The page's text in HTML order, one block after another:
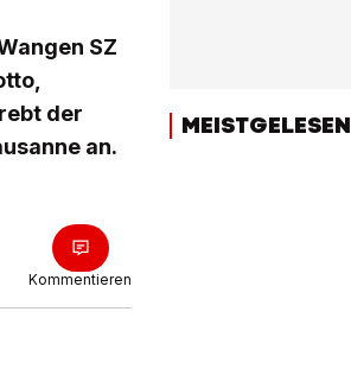
SZ
der
an.
Kommentieren
MEISTGELESEN